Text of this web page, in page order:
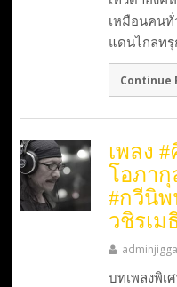
เหมือนคนทั่
แดนไกลทรุ
Continue
เพลง
โอภากุ
#กวีนิ
วชิรเม
บทเพลงพิเ